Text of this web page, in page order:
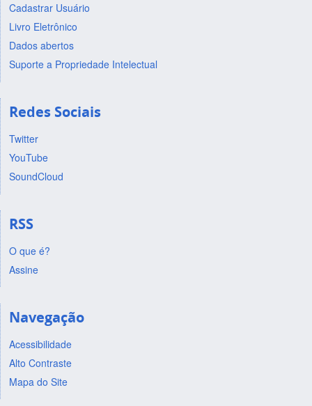
Cadastrar Usuário
Livro Eletrônico
Dados abertos
Suporte a Propriedade Intelectual
Redes Sociais
Twitter
YouTube
SoundCloud
RSS
O que é?
Assine
Navegação
Acessibilidade
Alto Contraste
Mapa do Site